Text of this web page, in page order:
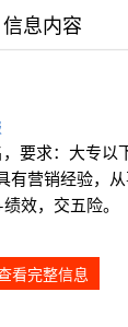
信息内容
要求：大专以
有营销经验，
效，交五险。
看完整信息